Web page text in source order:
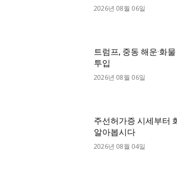
2026년 08월 06일
트럼프, 중동 해운·화
투입
2026년 08월 06일
주선허가증 시세부터
알아봅시다
2026년 08월 04일